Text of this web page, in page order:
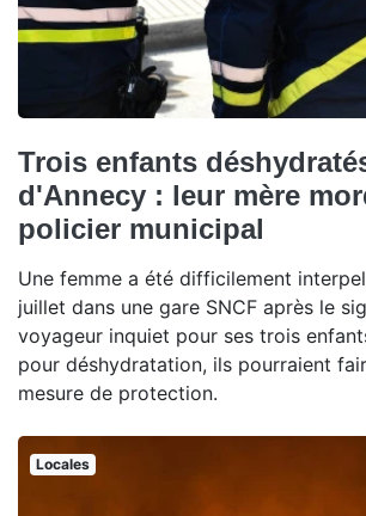
Trois enfants
d'Annecy : leur mère
policier municipal
Une femme a été difficilement
juillet dans une gare SNCF après le
voyageur inquiet pour ses trois
pour déshydratation, ils pourraient
mesure de protection.
Locales